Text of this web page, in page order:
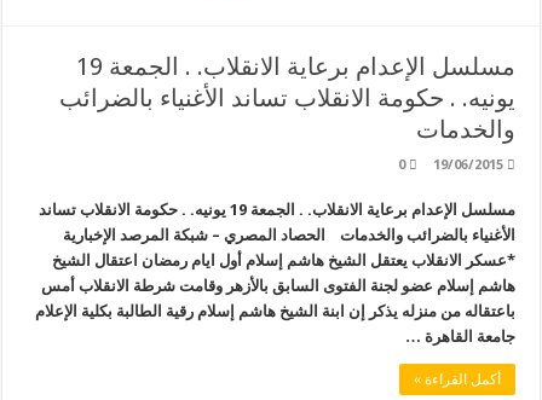
مسلسل الإعدام برعاية الانقلاب. . الجمعة 19
يونيه. . حكومة الانقلاب تساند الأغنياء بالضرائب
والخدمات
19/06/2015
0
مسلسل الإعدام برعاية الانقلاب. . الجمعة 19 يونيه. . حكومة الانقلاب تساند
الأغنياء بالضرائب والخدمات الحصاد المصري – شبكة المرصد الإخبارية
*عسكر الانقلاب يعتقل الشيخ هاشم إسلام أول ايام رمضان اعتقال الشيخ
هاشم إسلام عضو لجنة الفتوى السابق بالأزهر وقامت شرطة الانقلاب أمس
باعتقاله من منزله يذكر إن ابنة الشيخ هاشم إسلام رقية الطالبة بكلية الإعلام
جامعة القاهرة …
أكمل القراءة »